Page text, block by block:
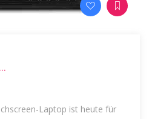
Laptop ist heute für